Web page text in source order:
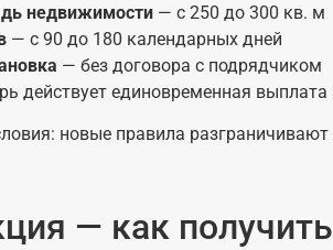
недвижимости — с 250 до 300 кв. м
— с 90 до 180 календарных дней
— без договора с подрядчиком
действует единовременная
новые правила
— как